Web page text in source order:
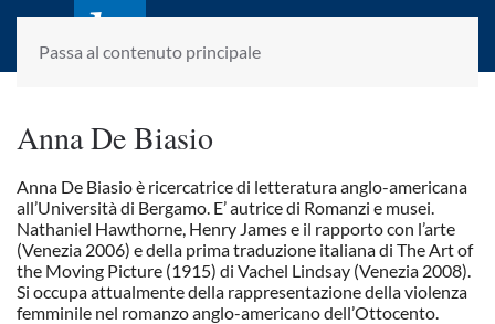
Passa al contenuto principale
laletteraturaenoi.it
fondato da Romano Luperini
Anna De Biasio
Anna De Biasio è ricercatrice di letteratura anglo-americana
all’Università di Bergamo. E’ autrice di Romanzi e musei.
Nathaniel Hawthorne, Henry James e il rapporto con l’arte
(Venezia 2006) e della prima traduzione italiana di The Art of
the Moving Picture (1915) di Vachel Lindsay (Venezia 2008).
Si occupa attualmente della rappresentazione della violenza
femminile nel romanzo anglo-americano dell’Ottocento.